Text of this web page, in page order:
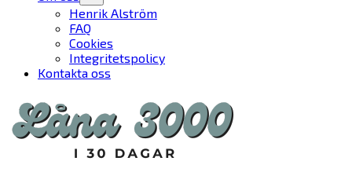
Henrik Alström
FAQ
Cookies
Integritetspolicy
Kontakta oss